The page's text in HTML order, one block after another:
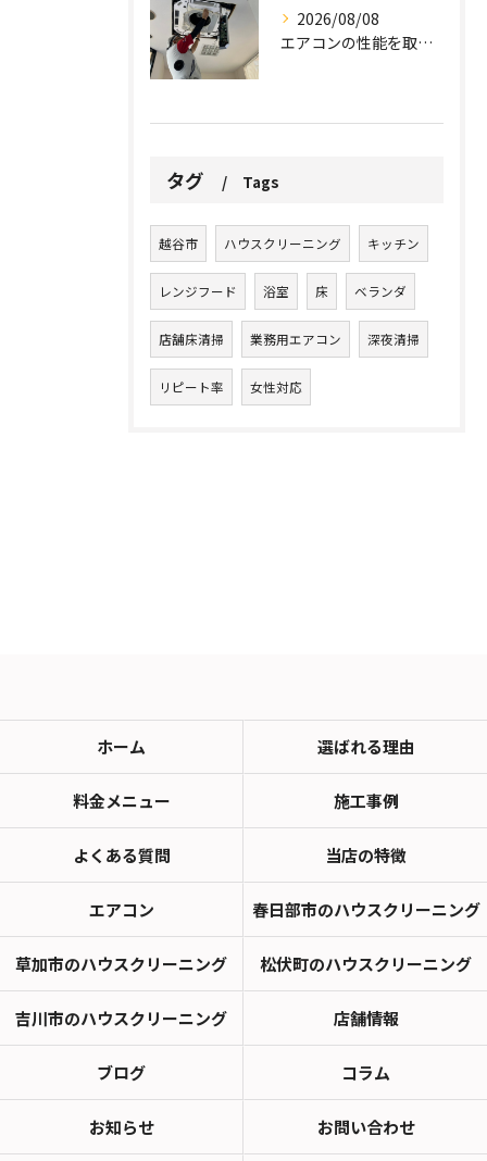
2026/08/08
エアコンの性能を取り戻しませんか？
タグ Tags
越谷市 ハウスクリーニング キッチン
レンジフード 浴室 床 ベランダ
店舗床清掃 業務用エアコン 深夜清掃
リピート率 女性対応
ホーム 選ばれる理由
料金メニュー 施工事例
よくある質問 当店の特徴
エアコン 春日部市のハウスクリーニング
草加市のハウスクリーニング 松伏町のハウスクリーニング
吉川市のハウスクリーニング 店舗情報
ブログ コラム
お知らせ お問い合わせ